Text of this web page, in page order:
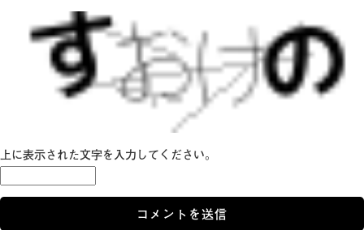
上に表示された文字を入力してください。